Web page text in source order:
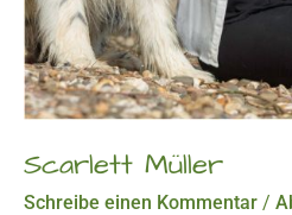
Scarlett Müller
Schreibe einen Kommentar /